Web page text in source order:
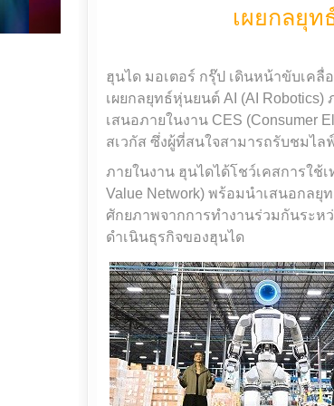
เผยกลยุท
ฮุนได มอเตอร์ กรุ๊ป เดินหน้าขับเคลื่
เผยกลยุทธ์หุ่นยนต์ AI (AI Robotics)
เสนอภายในงาน CES (Consumer
สเวกัส ซึ่งผู้ที่สนใจสามารถรับชมไล
ภายในงาน ฮุนไดได้โชว์เคสการใ
Value Network) พร้อมนำเสนอกล
ศักยภาพจากการทำงานร่วมกันระ
ดำเนินธุรกิจของฮุนได